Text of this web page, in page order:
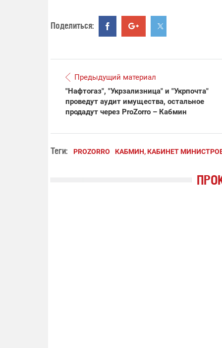
Поделиться:
Предыдущий материал
"Нафтогаз", "Укрзализница" и "Укрпочта"
проведут аудит имущества, остальное
продадут через ProZorro – Кабмин
Теги: PROZORRO КАБМИН, КАБИНЕТ